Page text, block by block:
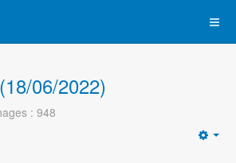
06/2022)
: 948